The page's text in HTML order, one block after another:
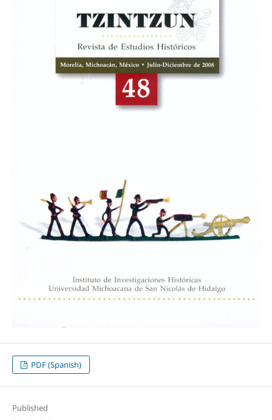
PDF (Spanish)
Published